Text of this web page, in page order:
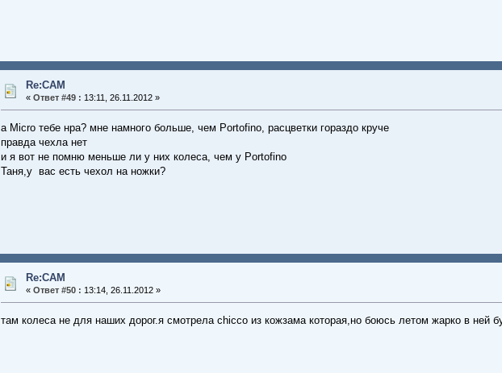
Re:CAM
« Ответ #49 : 13:11, 26.11.2012 »
а Micro тебе нра? мне намного больше, чем Portofino, расцветки гораздо круче
правда чехла нет
и я вот не помню меньше ли у них колеса, чем у Portofino
Таня,у вас есть чехол на ножки?
Re:CAM
« Ответ #50 : 13:14, 26.11.2012 »
там колеса не для наших дорог.я смотрела chicco из кожзама которая,но боюсь летом жарко в ней